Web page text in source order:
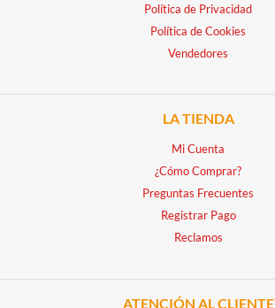
Política de Privacidad
Política de Cookies
Vendedores
LA TIENDA
Mi Cuenta
¿Cómo Comprar?
Preguntas Frecuentes
Registrar Pago
Reclamos
ATENCIÓN AL CLIENTE